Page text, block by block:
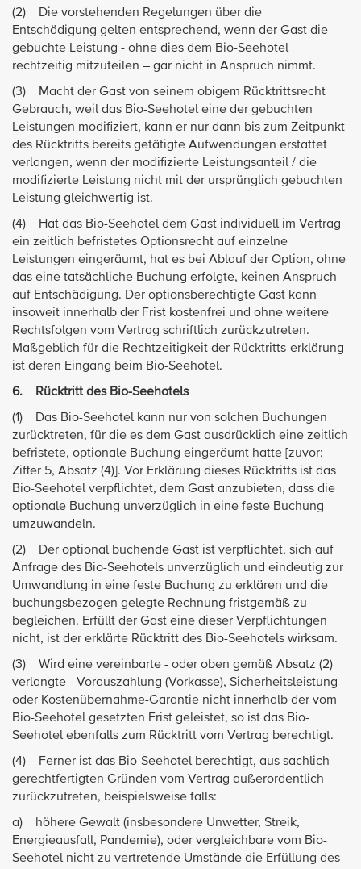
(2) Die vorstehenden Regelungen über die
Entschädigung gelten entsprechend, wenn der Gast die
gebuchte Leistung - ohne dies dem Bio-Seehotel
rechtzeitig mitzuteilen – gar nicht in Anspruch nimmt.
(3) Macht der Gast von seinem obigem Rücktrittsrecht
Gebrauch, weil das Bio-Seehotel eine der gebuchten
Leistungen modifiziert, kann er nur dann bis zum Zeitpunkt
des Rücktritts bereits getätigte Aufwendungen erstattet
verlangen, wenn der modifizierte Leistungsanteil / die
modifizierte Leistung nicht mit der ursprünglich gebuchten
Leistung gleichwertig ist.
(4) Hat das Bio-Seehotel dem Gast individuell im Vertrag
ein zeitlich befristetes Optionsrecht auf einzelne
Leistungen eingeräumt, hat es bei Ablauf der Option, ohne
das eine tatsächliche Buchung erfolgte, keinen Anspruch
auf Entschädigung. Der optionsberechtigte Gast kann
insoweit innerhalb der Frist kostenfrei und ohne weitere
Rechtsfolgen vom Vertrag schriftlich zurückzutreten.
Maßgeblich für die Rechtzeitigkeit der Rücktritts-erklärung
ist deren Eingang beim Bio-Seehotel.
6. Rücktritt des Bio-Seehotels
(1) Das Bio-Seehotel kann nur von solchen Buchungen
zurücktreten, für die es dem Gast ausdrücklich eine zeitlich
befristete, optionale Buchung eingeräumt hatte [zuvor:
Ziffer 5, Absatz (4)]. Vor Erklärung dieses Rücktritts ist das
Bio-Seehotel verpflichtet, dem Gast anzubieten, dass die
optionale Buchung unverzüglich in eine feste Buchung
umzuwandeln.
(2) Der optional buchende Gast ist verpflichtet, sich auf
Anfrage des Bio-Seehotels unverzüglich und eindeutig zur
Umwandlung in eine feste Buchung zu erklären und die
buchungsbezogen gelegte Rechnung fristgemäß zu
begleichen. Erfüllt der Gast eine dieser Verpflichtungen
nicht, ist der erklärte Rücktritt des Bio-Seehotels wirksam.
(3) Wird eine vereinbarte - oder oben gemäß Absatz (2)
verlangte - Vorauszahlung (Vorkasse), Sicherheitsleistung
oder Kostenübernahme-Garantie nicht innerhalb der vom
Bio-Seehotel gesetzten Frist geleistet, so ist das Bio-
Seehotel ebenfalls zum Rücktritt vom Vertrag berechtigt.
(4) Ferner ist das Bio-Seehotel berechtigt, aus sachlich
gerechtfertigten Gründen vom Vertrag außerordentlich
zurückzutreten, beispielsweise falls:
a) höhere Gewalt (insbesondere Unwetter, Streik,
Energieausfall, Pandemie), oder vergleichbare vom Bio-
Seehotel nicht zu vertretende Umstände die Erfüllung des